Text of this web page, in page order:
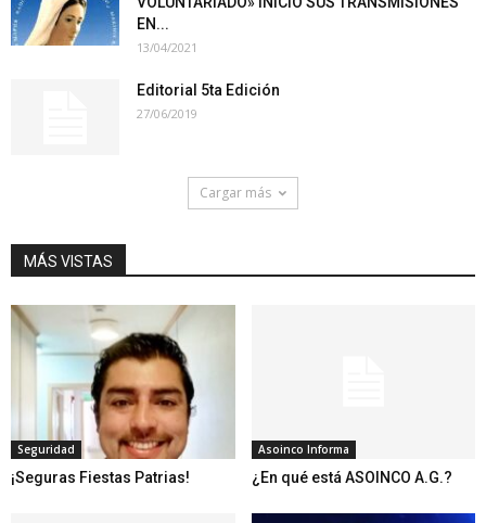
EN...
13/04/2021
Editorial 5ta Edición
27/06/2019
Cargar más
MÁS VISTAS
Seguridad
¡Seguras Fiestas Patrias!
Asoinco Informa
¿En qué está ASOINCO A.G.?